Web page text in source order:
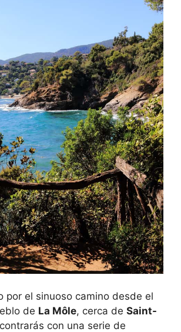
por el sinuoso camino desde el
de La Môle, cerca de Saint-
con una serie de